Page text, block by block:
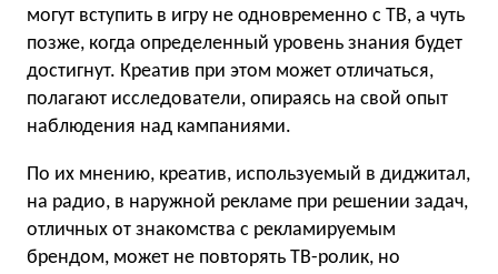
могут вступить в игру не одновременно с ТВ, а чуть
позже, когда определенный уровень знания будет
достигнут. Креатив при этом может отличаться,
полагают исследователи, опираясь на свой опыт
наблюдения над кампаниями.
По их мнению, креатив, используемый в диджитал,
на радио, в наружной рекламе при решении задач,
отличных от знакомства с рекламируемым
брендом, может не повторять ТВ-ролик, но